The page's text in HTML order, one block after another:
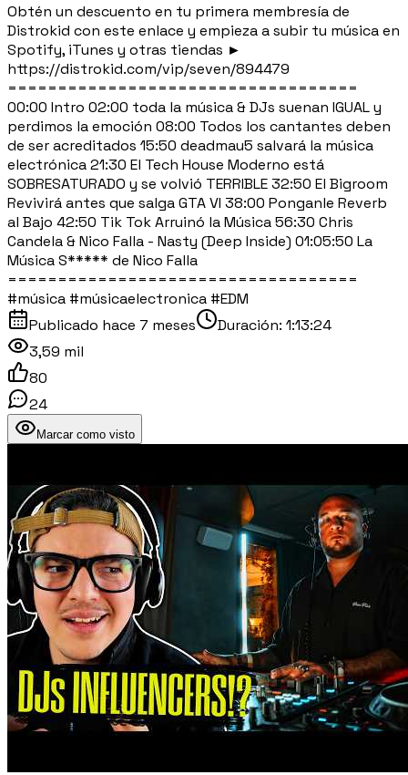
Obtén un descuento en tu primera membresía de
Distrokid con este enlace y empieza a subir tu música en
Spotify, iTunes y otras tiendas ►
https://distrokid.com/vip/seven/894479
===================================
00:00 Intro 02:00 toda la música & DJs suenan IGUAL y
perdimos la emoción 08:00 Todos los cantantes deben
de ser acreditados 15:50 deadmau5 salvará la música
electrónica 21:30 El Tech House Moderno está
SOBRESATURADO y se volvió TERRIBLE 32:50 El Bigroom
Revivirá antes que salga GTA VI 38:00 Ponganle Reverb
al Bajo 42:50 Tik Tok Arruinó la Música 56:30 Chris
Candela & Nico Falla - Nasty (Deep Inside) 01:05:50 La
Música S***** de Nico Falla
===================================
#música #músicaelectronica #EDM
Publicado hace 7 meses Duración: 1:13:24
3,59 mil
80
24
Marcar como visto